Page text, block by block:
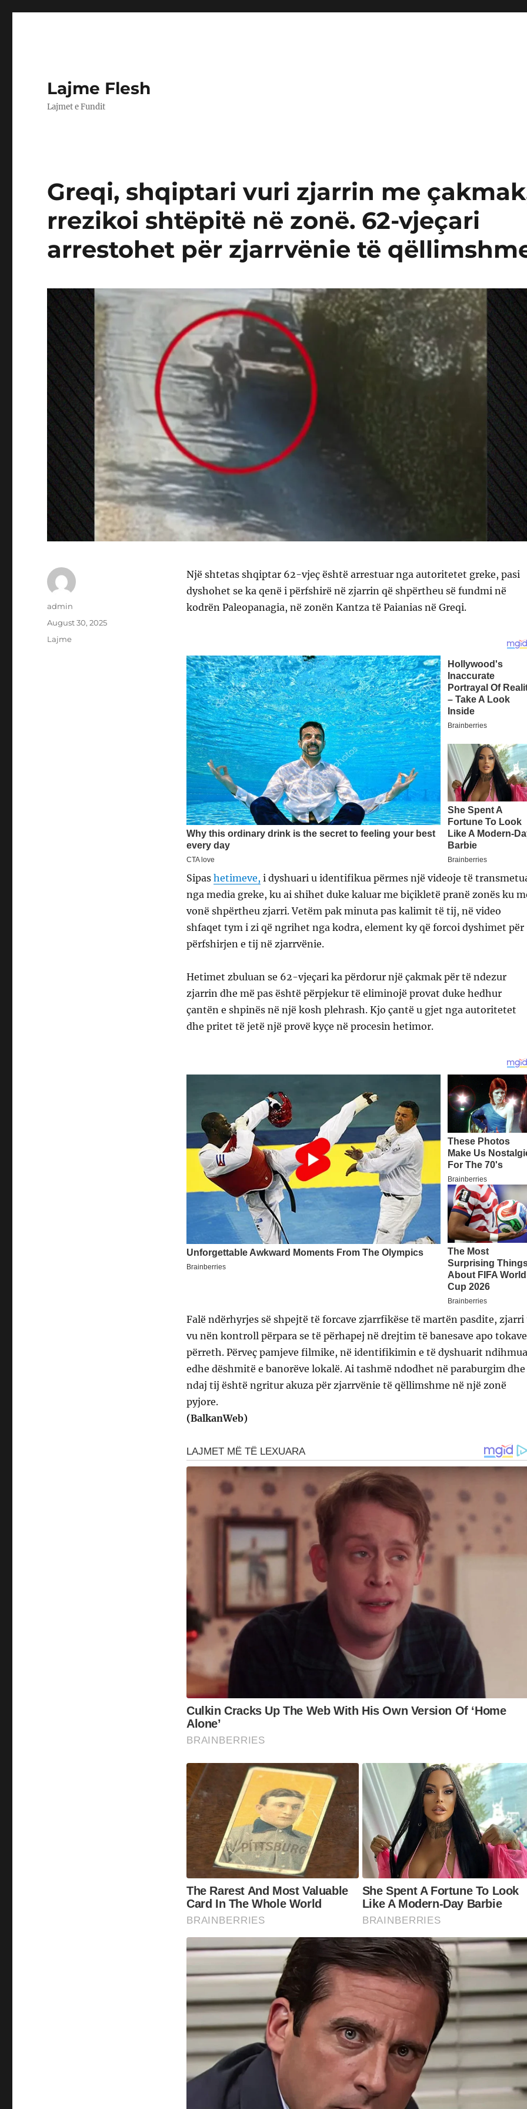
Lajme Flesh
Lajmet e Fundit
Greqi, shqiptari vuri zjarrin me
rrezikoi shtëpitë në zonë. 62-vjeçari
arrestohet për zjarrvënie të
Një shtetas shqiptar 62-vjeç është arrestuar nga autoritetet greke, pasi
dyshohet se ka qenë i përfshirë në zjarrin që shpërtheu së fundmi në
kodrën Paleopanagia, në zonën Kantza të Paianias në Greqi.
Sipas hetimeve, i dyshuari u identifikua përmes një videoje të
nga media greke, ku ai shihet duke kaluar me biçikletë pranë zonës ku
vonë shpërtheu zjarri. Vetëm pak minuta pas kalimit të tij, në video
shfaqet tym i zi që ngrihet nga kodra, element ky që forcoi dyshimet për
përfshirjen e tij në zjarrvënie.
Hetimet zbuluan se 62-vjeçari ka përdorur një çakmak për të ndezur
zjarrin dhe më pas është përpjekur të eliminojë provat duke hedhur
çantën e shpinës në një kosh plehrash. Kjo çantë u gjet nga autoritetet
dhe pritet të jetë një provë kyçe në procesin hetimor.
Falë ndërhyrjes së shpejtë të forcave zjarrfikëse të martën pasdite, zjarri
vu nën kontroll përpara se të përhapej në drejtim të banesave apo tokave
përreth. Përveç pamjeve filmike, në identifikimin e të dyshuarit
edhe dëshmitë e banorëve lokalë. Ai tashmë ndodhet në paraburgim dhe
ndaj tij është ngritur akuza për zjarrvënie të qëllimshme në një zonë
pyjore.
(BalkanWeb)
Author
admin
Posted
on
August 30, 2025
Categories
Lajme